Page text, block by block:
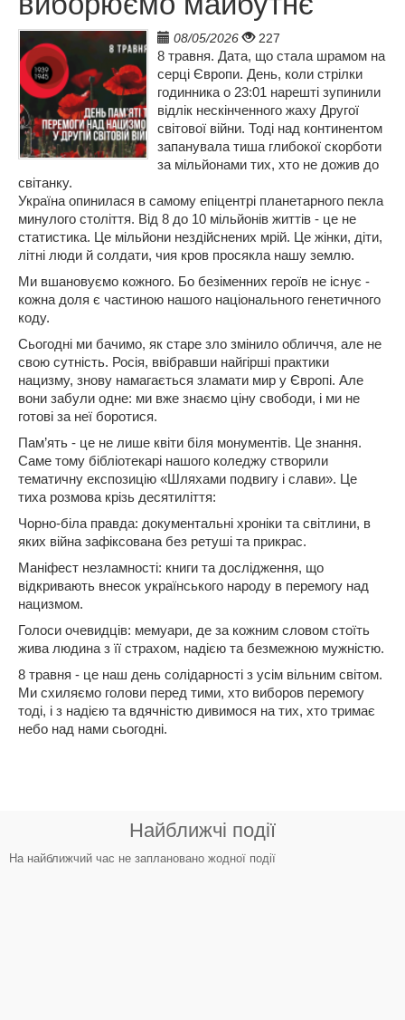
08/05/2026
227
8 травня. Дата, що стала шрамом на
серці Європи. День, коли стрілки
годинника о 23:01 нарешті зупинили
відлік нескінченного жаху Другої
світової війни. Тоді над континентом
запанувала тиша глибокої скорботи
за мільйонами тих, хто не дожив до
світанку.
Україна опинилася в самому епіцентрі планетарного пекла
минулого століття. Від 8 до 10 мільйонів життів - це не
статистика. Це мільйони нездійснених мрій. Це жінки, діти,
літні люди й солдати, чия кров просякла нашу землю.
Ми вшановуємо кожного. Бо безіменних героїв не існує -
кожна доля є частиною нашого національного генетичного
коду.
Сьогодні ми бачимо, як старе зло змінило обличчя, але не
свою сутність. Росія, ввібравши найгірші практики
нацизму, знову намагається зламати мир у Європі. Але
вони забули одне: ми вже знаємо ціну свободи, і ми не
готові за неї боротися.
Пам’ять - це не лише квіти біля монументів. Це знання.
Саме тому бібліотекарі нашого коледжу створили
тематичну експозицію «Шляхами подвигу і слави». Це
тиха розмова крізь десятиліття:
Чорно-біла правда: документальні хроніки та світлини, в
яких війна зафіксована без ретуші та прикрас.
Маніфест незламності: книги та дослідження, що
відкривають внесок українського народу в перемогу над
нацизмом.
Голоси очевидців: мемуари, де за кожним словом стоїть
жива людина з її страхом, надією та безмежною мужністю.
8 травня - це наш день солідарності з усім вільним світом.
Ми схиляємо голови перед тими, хто виборов перемогу
тоді, і з надією та вдячністю дивимося на тих, хто тримає
небо над нами сьогодні.
Найближчі події
На найближчий час не заплановано жодної події